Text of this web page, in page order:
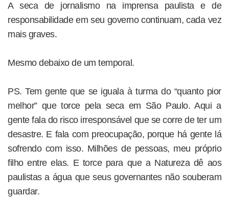
A seca de jornalismo na imprensa paulista e de
responsabilidade em seu governo continuam, cada vez
mais graves.
Mesmo debaixo de um temporal.
PS. Tem gente que se iguala à turma do “quanto pior
melhor” que torce pela seca em São Paulo. Aqui a
gente fala do risco irresponsável que se corre de ter um
desastre. E fala com preocupação, porque há gente lá
sofrendo com isso. Milhões de pessoas, meu próprio
filho entre elas. E torce para que a Natureza dê aos
paulistas a água que seus governantes não souberam
guardar.